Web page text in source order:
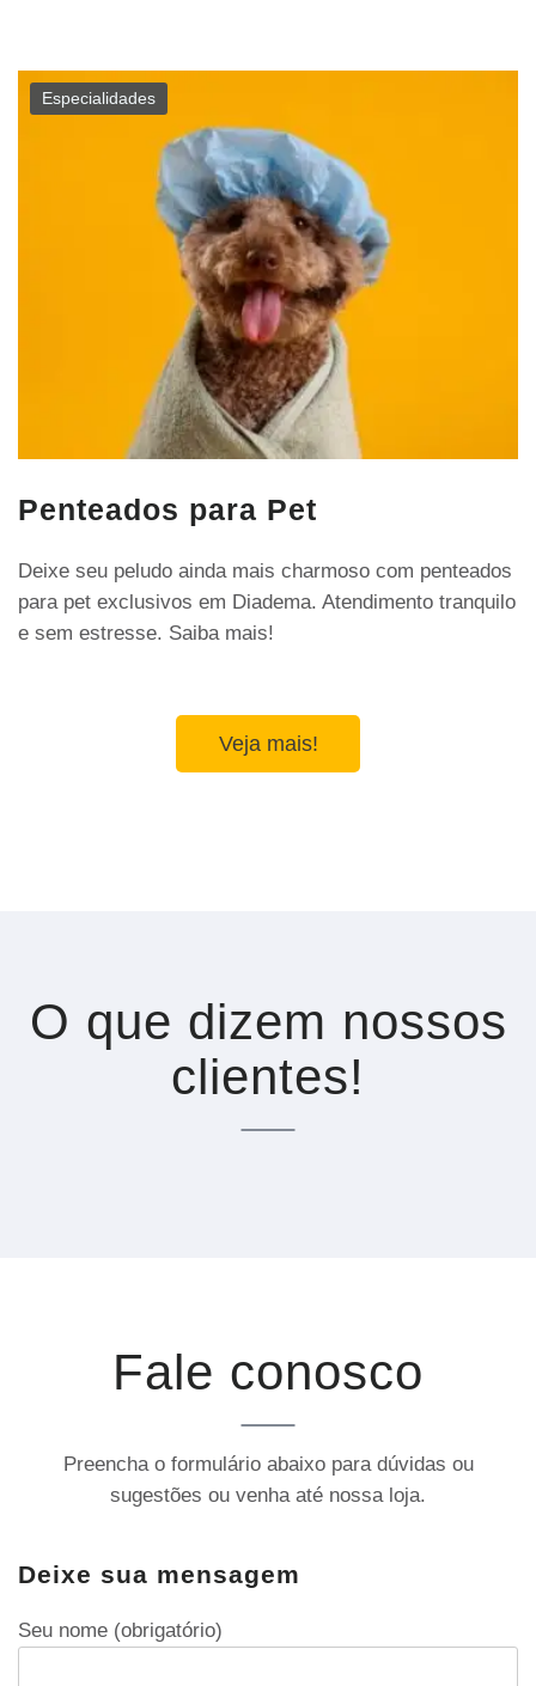
Especialidades
Penteados para Pet
Deixe seu peludo ainda mais charmoso com penteados
para pet exclusivos em Diadema. Atendimento tranquilo
e sem estresse. Saiba mais!
Veja mais!
O que dizem nossos
clientes!
Fale conosco
Preencha o formulário abaixo para dúvidas ou
sugestões ou venha até nossa loja.
Deixe sua mensagem
Seu nome (obrigatório)